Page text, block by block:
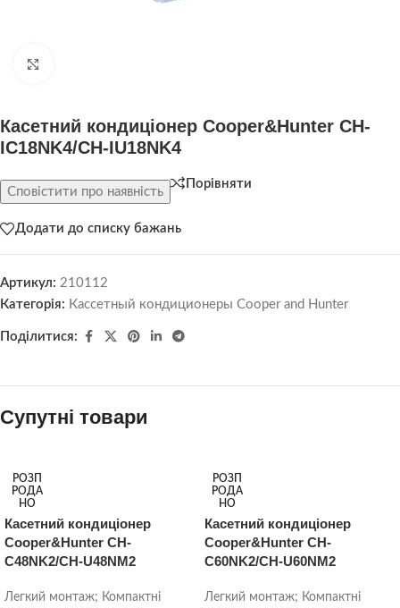
Касетний кондиціонер Cooper&Hunter CH-
IC18NK4/CH-IU18NK4
Сповістити про наявність
Порівняти
Додати до списку бажань
Артикул: 210112
Категорія: Кассетный кондиционеры Cooper and Hunter
Поділитися:
Супутні товари
РОЗП
РОДА
НО
Касетний кондиціонер
Cooper&Hunter CH-
C48NK2/CH-U48NM2
Легкий монтаж; Компактні
РОЗП
РОДА
НО
Касетний кондиціонер
Cooper&Hunter CH-
C60NK2/CH-U60NM2
Легкий монтаж; Компактні